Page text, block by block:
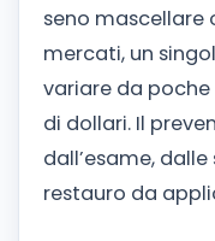
seno mascellare
mercati, un
variare da
di dollari. Il
dall’esame,
restauro da